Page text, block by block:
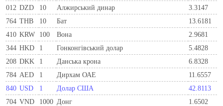
012 DZD 10 Алжирський динар
3.3147
764 THB 10 Бат
13.6181
410 KRW 100 Вона
2.9681
344 HKD 1 Гонконгівський долар
5.4828
208 DKK 1 Данська крона
6.8328
784 AED 1 Дирхам ОАЕ
11.6557
840 USD 1 Долар США
42.8113
704 VND 1000 Донг
1.6502